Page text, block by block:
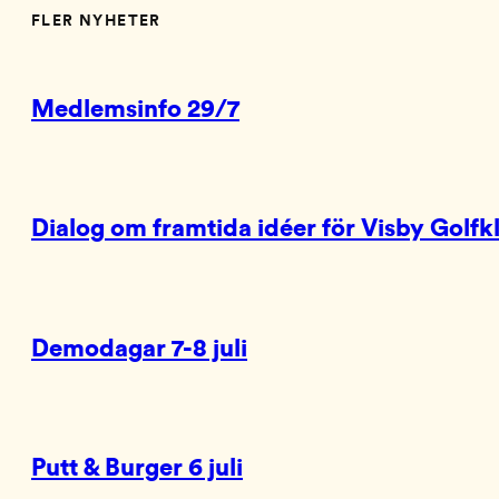
FLER NYHETER
Medlemsinfo 29/7
Dialog om framtida idéer för Visby
Demodagar 7-8 juli
Putt & Burger 6 juli